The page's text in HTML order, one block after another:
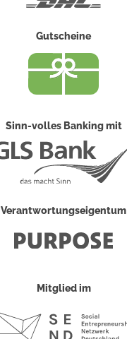
Gutscheine
Sinn-volles Banking mit
Verantwortungseigentum
Mitglied im